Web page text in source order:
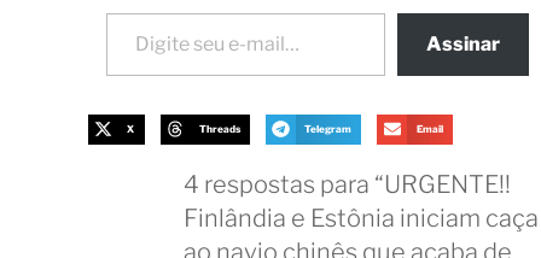
Assinar
X Threads Telegram Email
4 respostas para “URGENTE!!
Finlândia e Estônia iniciam caça